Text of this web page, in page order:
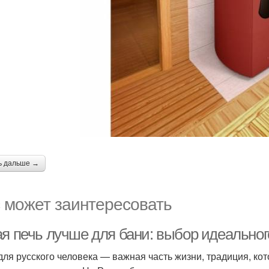
дальше →
заинтересовать
печь лучше для бани: выбор
русского человека — важная часть жизни, традиция,